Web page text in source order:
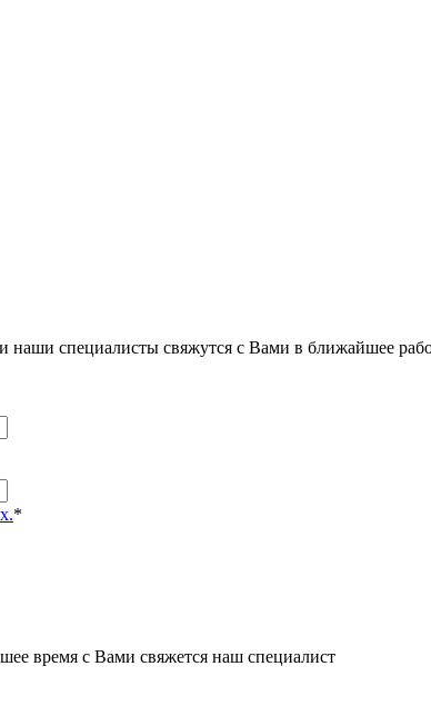
специалисты свяжутся с Вами в ближайшее
*
время с Вами свяжется наш специалист